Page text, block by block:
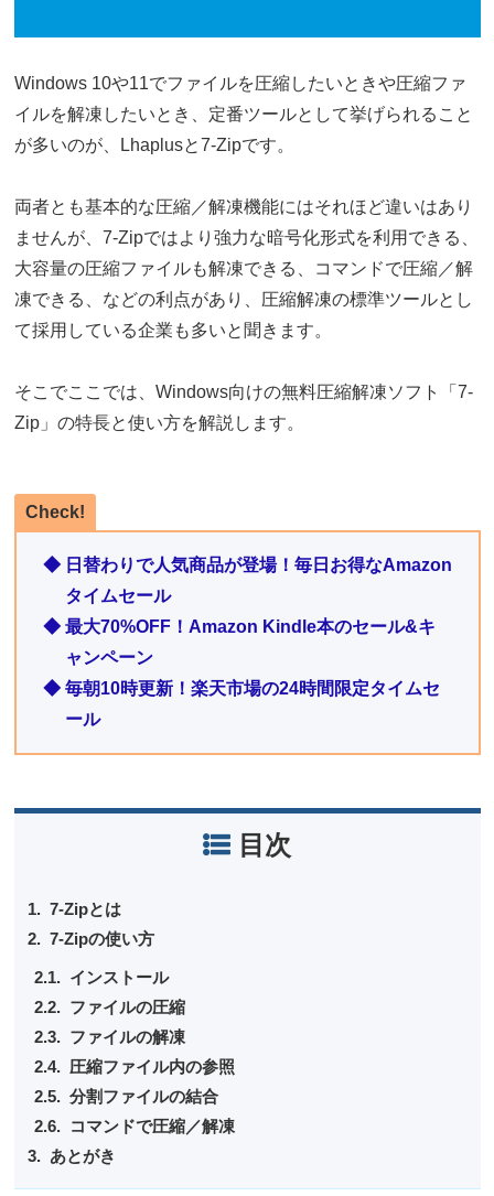
Windows 10や11でファイルを圧縮したいときや圧縮ファ
イルを解凍したいとき、定番ツールとして挙げられること
が多いのが、Lhaplusと7-Zipです。
両者とも基本的な圧縮／解凍機能にはそれほど違いはあり
ませんが、7-Zipではより強力な暗号化形式を利用できる、
大容量の圧縮ファイルも解凍できる、コマンドで圧縮／解
凍できる、などの利点があり、圧縮解凍の標準ツールとし
て採用している企業も多いと聞きます。
そこでここでは、Windows向けの無料圧縮解凍ソフト「7-
Zip」の特長と使い方を解説します。
Check!
◆ 日替わりで人気商品が登場！毎日お得なAmazon
タイムセール
◆ 最大70%OFF！Amazon Kindle本のセール&キ
ャンペーン
◆ 毎朝10時更新！楽天市場の24時間限定タイムセ
ール
目次
7-Zipとは
7-Zipの使い方
インストール
ファイルの圧縮
ファイルの解凍
圧縮ファイル内の参照
分割ファイルの結合
コマンドで圧縮／解凍
あとがき